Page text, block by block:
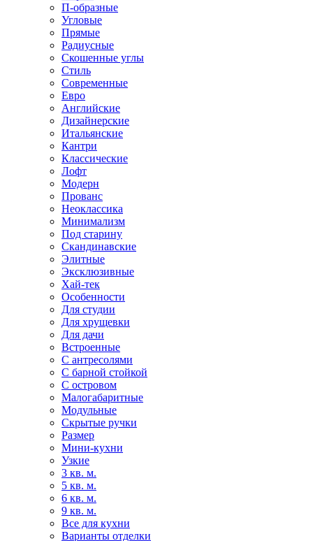
П-образные
Угловые
Прямые
Радиусные
Скошенные углы
Стиль
Современные
Евро
Английские
Дизайнерские
Итальянские
Кантри
Классические
Лофт
Модерн
Прованс
Неоклассика
Минимализм
Под старину
Скандинавские
Элитные
Эксклюзивные
Хай-тек
Особенности
Для студии
Для хрущевки
Для дачи
Встроенные
С антресолями
С барной стойкой
С островом
Малогабаритные
Модульные
Скрытые ручки
Размер
Мини-кухни
Узкие
3 кв. м.
5 кв. м.
6 кв. м.
9 кв. м.
Все для кухни
Варианты отделки